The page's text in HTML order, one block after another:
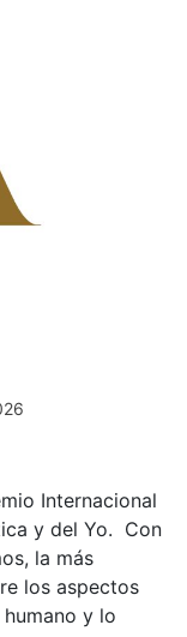
Internacional
y del Yo. Con
la más
los aspectos
y lo